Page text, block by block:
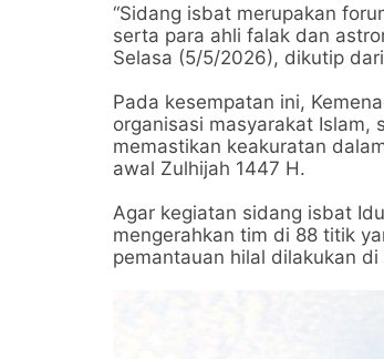
“Sidang isbat merupakan
serta para ahli falak dan
Selasa (5/5/2026), dikutip
Pada kesempatan ini,
organisasi masyarakat Islam,
memastikan keakuratan
awal Zulhijah 1447 H.
Agar kegiatan sidang isbat
mengerahkan tim di 88 titik
pemantauan hilal dilakukan di